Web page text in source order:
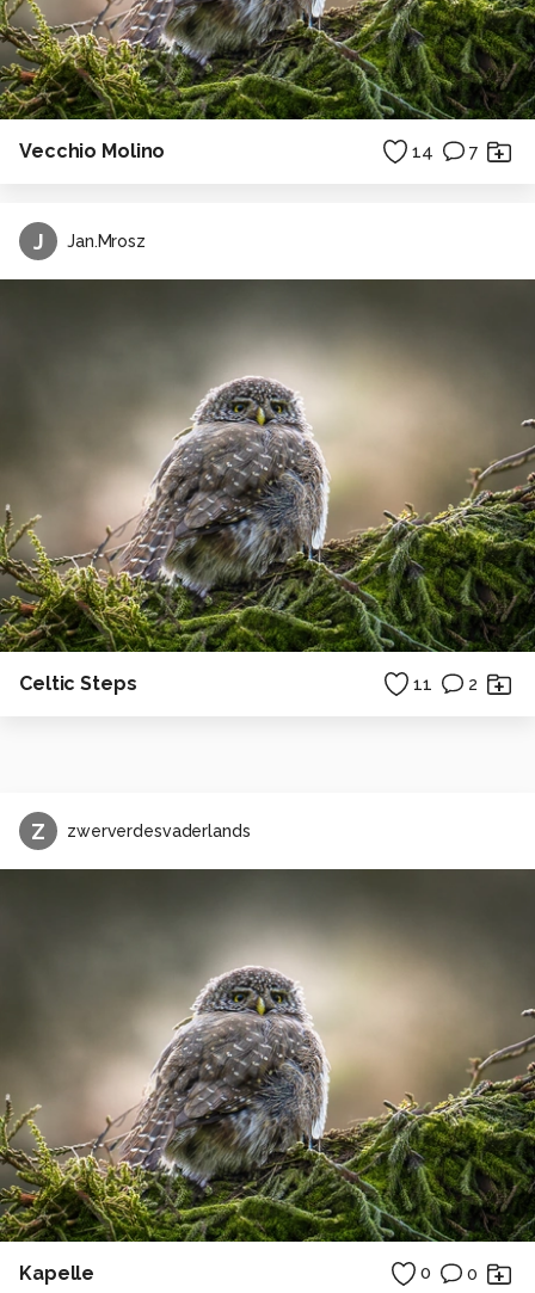
Vecchio Molino 14 7
J Jan.Mrosz
Celtic Steps 11 2
Z zwerverdesvaderlands
Kapelle 0 0